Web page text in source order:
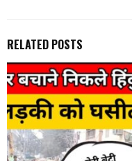
RELATED POSTS